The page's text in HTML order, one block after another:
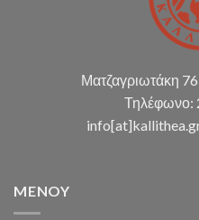
Ματζαγριωτάκη
Τηλέφωνο:
MENOY